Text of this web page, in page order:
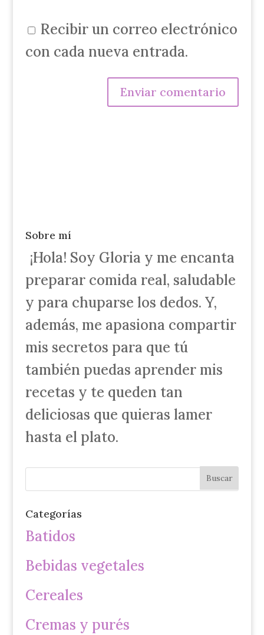
Recibir un correo electrónico
con cada nueva entrada.
Sobre mí
¡Hola! Soy Gloria y me encanta
preparar comida real, saludable
y para chuparse los dedos. Y,
además, me apasiona compartir
mis secretos para que tú
también puedas aprender mis
recetas y te queden tan
deliciosas que quieras lamer
hasta el plato.
Categorías
Batidos
Bebidas vegetales
Cereales
Cremas y purés